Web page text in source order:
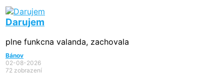
Darujem
plne funkcna valanda, zachovala
Bánov
02-08-2026
72 zobrazení